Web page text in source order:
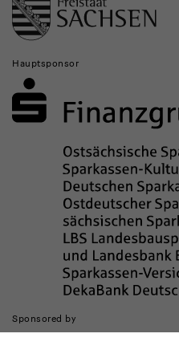
Hauptsponsor
Sponsored by